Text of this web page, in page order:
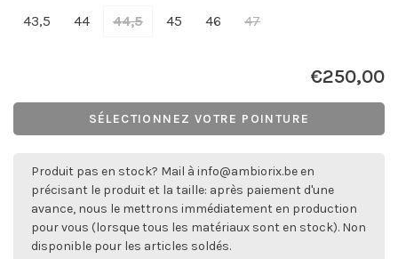
43,5
44 44,5 45 46 47
€250,00
SÉLECTIONNEZ VOTRE POINTURE
Produit pas en stock? Mail à info@ambiorix.be en
précisant le produit et la taille: après paiement d'une
avance, nous le mettrons immédiatement en production
pour vous (lorsque tous les matériaux sont en stock). Non
disponible pour les articles soldés.